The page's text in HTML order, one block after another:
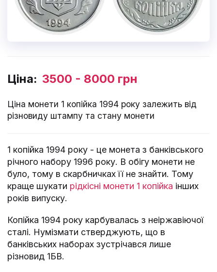
Ціна: 3500 - 8000 грн
Ціна монети 1 копійка 1994 року залежить від
різновиду штампу та стану монети
1 копійка 1994 року - це монета з банківського
річного набору 1996 року. В обігу монети не
було, тому в скарбничках її не знайти. Тому
краще шукати рідкісні монети 1 копійка інших
років випуску.
Копійка 1994 року карбувалась з неіржавіючої
сталі. Нумізмати стверджують, що в
банківських наборах зустрічався лише
різновид 1БВ.